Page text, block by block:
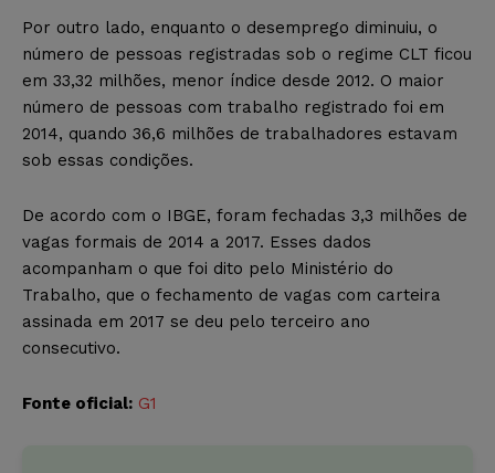
Por outro lado, enquanto o desemprego diminuiu, o
número de pessoas registradas sob o regime CLT ficou
em 33,32 milhões, menor índice desde 2012. O maior
número de pessoas com trabalho registrado foi em
2014, quando 36,6 milhões de trabalhadores estavam
sob essas condições.
De acordo com o IBGE, foram fechadas 3,3 milhões de
vagas formais de 2014 a 2017. Esses dados
acompanham o que foi dito pelo Ministério do
Trabalho, que o fechamento de vagas com carteira
assinada em 2017 se deu pelo terceiro ano
consecutivo.
Fonte oficial: G1